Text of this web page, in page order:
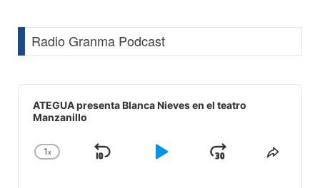
Radio Granma Podcast
Audio
Player
ATEGUA presenta Blanca Nieves en el teatro
Manzanillo
Change
1x
Skip
Play
JumpShare